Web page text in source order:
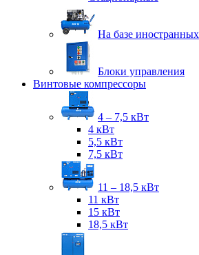
На базе
Блоки управления
Винтовые компрессоры
4 – 7,5 кВт
4 кВт
5,5 кВт
7,5 кВт
11 – 18,5 кВт
11 кВт
15 кВт
18,5 кВт